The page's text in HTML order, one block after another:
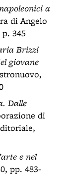
a
di Angelo
345
Brizzi
giovane
Dalle
di
e nel
pp. 483-